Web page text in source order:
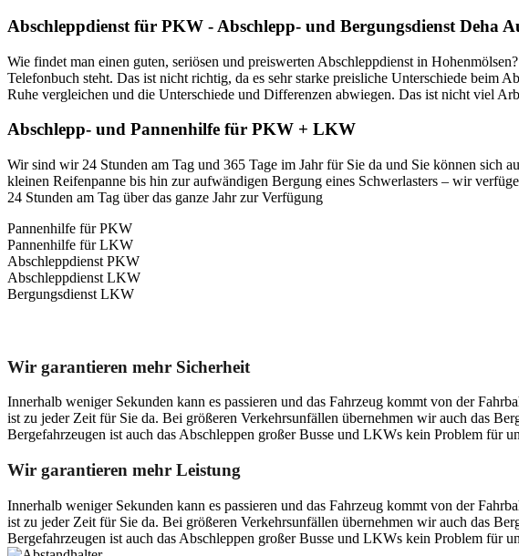
Abschleppdienst für PKW - Abschlepp- und Bergungsdienst Deha
Wie findet man einen guten, seriösen und preiswerten Abschleppdienst in
Telefonbuch steht. Das ist nicht richtig, da es sehr starke preisliche Unterschiede beim
Ruhe vergleichen und die Unterschiede und Differenzen abwiegen. Das ist nicht viel
Abschlepp- und Pannenhilfe für PKW + LKW
Wir sind wir 24 Stunden am Tag und 365 Tage im Jahr für Sie da und Sie können sich
kleinen Reifenpanne bis hin zur aufwändigen Bergung eines Schwerlasters – wir
24 Stunden am Tag über das ganze Jahr zur Verfügung
Pannenhilfe für PKW
Pannenhilfe für LKW
Abschleppdienst PKW
Abschleppdienst LKW
Bergungsdienst LKW
Wir garantieren mehr Sicherheit
Innerhalb weniger Sekunden kann es passieren und das Fahrzeug kommt von der
ist zu jeder Zeit für Sie da. Bei größeren Verkehrsunfällen übernehmen wir auch das
Bergefahrzeugen ist auch das Abschleppen großer Busse und LKWs kein Problem für
Wir garantieren mehr Leistung
Innerhalb weniger Sekunden kann es passieren und das Fahrzeug kommt von der
ist zu jeder Zeit für Sie da. Bei größeren Verkehrsunfällen übernehmen wir auch das
Bergefahrzeugen ist auch das Abschleppen großer Busse und LKWs kein Problem für